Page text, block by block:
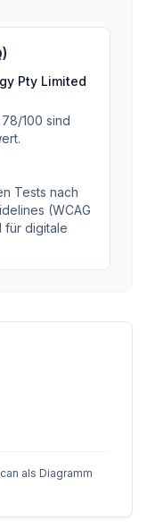
Pty Limited
78/100 sind
.
Tests nach
(WCAG
für digitale
als Diagramm